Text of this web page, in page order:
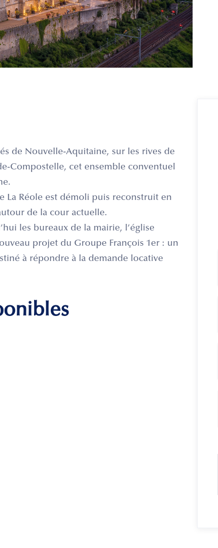
de Nouvelle-Aquitaine, sur les rives de
Compostelle, cet ensemble conventuel
La Réole est démoli puis reconstruit en
de la cour actuelle.
les bureaux de la mairie, l’église
projet du Groupe François 1er : un
à répondre à la demande locative